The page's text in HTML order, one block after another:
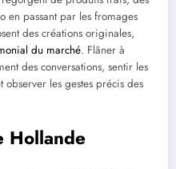
en passant par les fromages
des créations originales,
du marché. Flâner à
des conversations, sentir les
les gestes précis des
Hollande